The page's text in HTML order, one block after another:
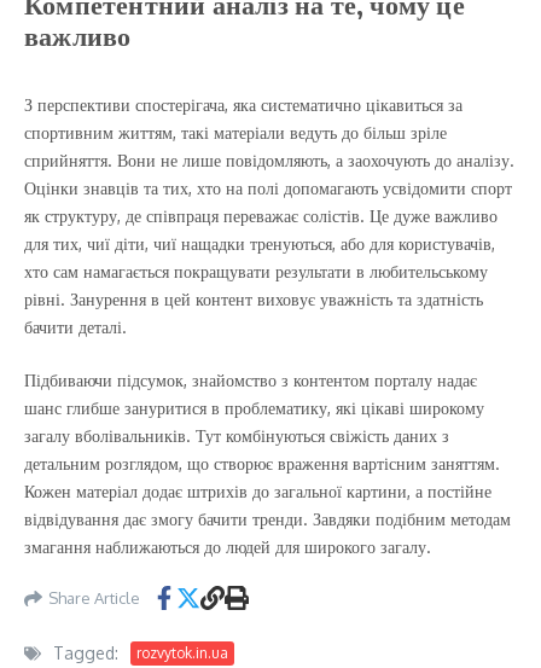
важливо
З перспективи спостерігача, яка систематично цікавиться за
спортивним життям, такі матеріали ведуть до більш зріле
сприйняття. Вони не лише повідомляють, а заохочують до аналізу.
Оцінки знавців та тих, хто на полі допомагають усвідомити спорт
як структуру, де співпраця переважає солістів. Це дуже важливо
для тих, чиї діти, чиї нащадки тренуються, або для користувачів,
хто сам намагається покращувати результати в любительському
рівні. Занурення в цей контент виховує уважність та здатність
бачити деталі.
Підбиваючи підсумок, знайомство з контентом порталу надає
шанс глибше зануритися в проблематику, які цікаві широкому
загалу вболівальників. Тут комбінуються свіжість даних з
детальним розглядом, що створює враження вартісним заняттям.
Кожен матеріал додає штрихів до загальної картини, а постійне
відвідування дає змогу бачити тренди. Завдяки подібним методам
змагання наближаються до людей для широкого загалу.
Share Article
Tagged: rozvytok.in.ua